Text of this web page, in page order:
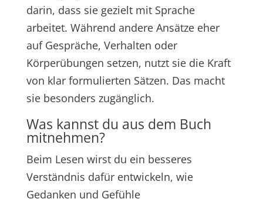
darin, dass sie gezielt mit Sprache
arbeitet. Während andere Ansätze eher
auf Gespräche, Verhalten oder
Körperübungen setzen, nutzt sie die Kraft
von klar formulierten Sätzen. Das macht
sie besonders zugänglich.
Was kannst du aus dem Buch
mitnehmen?
Beim Lesen wirst du ein besseres
Verständnis dafür entwickeln, wie
Gedanken und Gefühle